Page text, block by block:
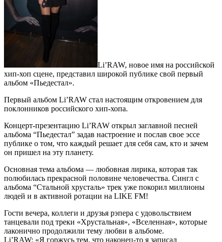
Li’RAW, новое имя на российской
хип-хоп сцене, представил широкой публике свой первый
альбом «Пьедестал».
Первый альбом Li’RAW стал настоящим откровением для
поклонников российского хип-хопа.
Концерт-презентацию Li’RAW открыл заглавной песней
альбома “Пьедестал” задав настроение и послав свое эссе
публике о том, что каждый решает для себя сам, кто и зачем
он пришел на эту планету.
Основная тема альбома — любовная лирика, которая так
полюбилась прекрасной половине человечества. Сингл с
альбома “Стальной хрусталь» трек уже покорил миллионы
людей и в активной ротации на LIKE FM!
Гости вечера, коллеги и друзья рэпера с удовольствием
танцевали под треки «Хрустальная», «Вселенная», которые
лаконично продолжили тему любви в альбоме.
Li’RAW: «Я горжусь тем, что наконец-то я записал